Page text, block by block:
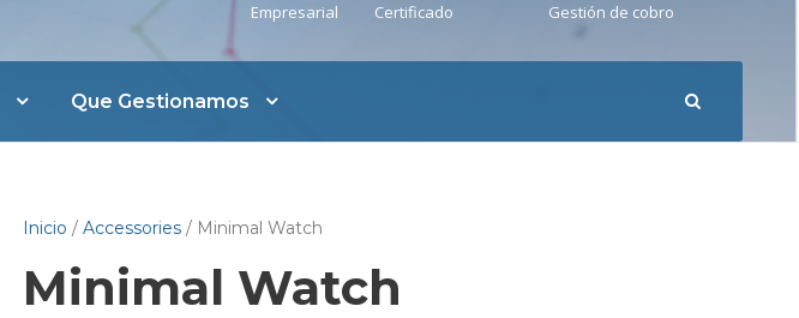
Empresarial Certificado Gestión de cobro
Que Gestionamos
Inicio / Accessories / Minimal Watch
Minimal Watch